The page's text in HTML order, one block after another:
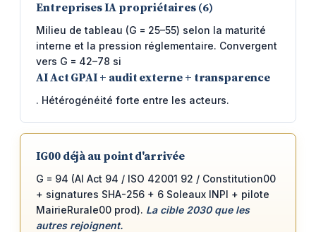
Entreprises IA propriétaires (6)
Milieu de tableau (G = 25–55) selon la maturité
interne et la pression réglementaire. Convergent
vers G = 42–78 si
AI Act GPAI + audit externe + transparence
. Hétérogénéité forte entre les acteurs.
IG00 déjà au point d'arrivée
G = 94 (AI Act 94 / ISO 42001 92 / Constitution00
+ signatures SHA-256 + 6 Soleaux INPI + pilote
MairieRurale00 prod). La cible 2030 que les
autres rejoignent.